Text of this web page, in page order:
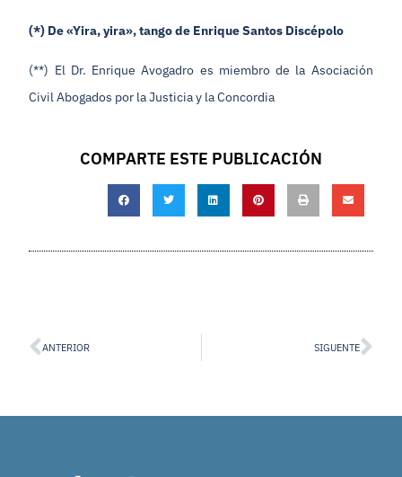
(*) De «Yira, yira», tango de Enrique Santos Discépolo
(**) El Dr. Enrique Avogadro es miembro de la Asociación
Civil Abogados por la Justicia y la Concordia
COMPARTE ESTE PUBLICACIÓN
ANTERIOR SIGUENTE